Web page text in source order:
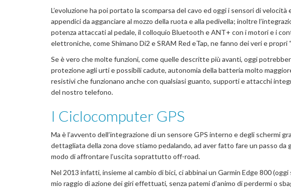
L’evoluzione ha poi portato la scomparsa del cavo ed oggi i sensori di
appendici da agganciare al mozzo della ruota e alla pedivella; inoltre
potenza attaccati al pedale, il colloquio Bluetooth e ANT+ con i motori e i
elettroniche, come Shimano Di2 e SRAM Red eTap, ne fanno dei veri e propri
Se è vero che molte funzioni, come quelle descritte più avanti, oggi
protezione agli urti e possibili cadute, autonomia della batteria molto
resistivi che funzionano anche con qualsiasi guanto, supporti e attacchi
del nostro telefono.
I Ciclocomputer GPS
Ma è l’avvento dell’integrazione di un sensore GPS interno e degli schermi
dettagliata della zona dove stiamo pedalando, ad aver fatto fare un passo da
modo di affrontare l’uscita soprattutto off-road.
Nel 2013 infatti, insieme al cambio di bici, ci abbinai un Garmin Edge 800
mio raggio di azione dei giri effettuati, senza patemi d’animo di perdermi o